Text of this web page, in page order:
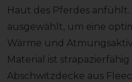
Haut des Pferdes
ausgewählt, um eine
Wärme und
Material ist
Abschwitzdecke aus